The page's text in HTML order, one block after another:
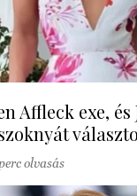
Affleck exe,
olvasás